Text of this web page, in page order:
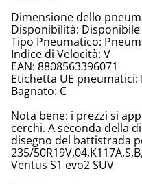
Dimensione dello
Disponibilità: Disponibile
Tipo Pneumatico:
Indice di Velocità: V
EAN: 8808563396071
Etichetta UE pneumatici:
Bagnato: C
Nota bene: i prezzi si
cerchi. A seconda della
disegno del battistrada
235/
Ventus S1 evo2 SUV